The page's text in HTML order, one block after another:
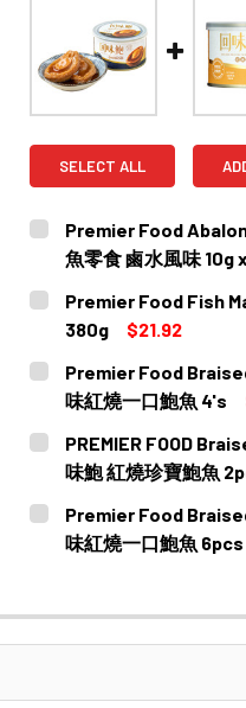
SELECT ALL
Premier Food
魚零食 鹵水風味 10g
CURRENT
STOCK:
QUANTITY:
DECREASE QUANTITY
INCREASE
Premier Food Fish
380g
$21.92
CURRENT
STOCK:
QUANTITY:
DECREASE QUANTITY
INCREASE
Premier Food
味紅燒一口鮑魚 4's
CURRENT
STOCK:
QUANTITY:
DECREASE QUANTITY
INCREASE
PREMIER FOOD
味鮑 紅燒珍寶鮑魚
CURRENT
STOCK:
QUANTITY:
DECREASE QUANTITY
INCREASE
Premier Food
味紅燒一口鮑魚 6pcs
DECREASE QUANTITY
INCREASE